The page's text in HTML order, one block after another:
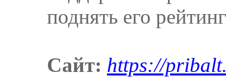
поднять его
Сайт: https://